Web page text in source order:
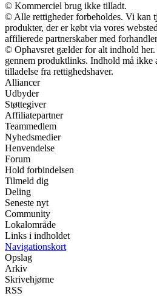
© Kommerciel brug ikke tilladt.
© Alle rettigheder forbeholdes. Vi kan
produkter, der er købt via vores
affilierede partnerskaber med
© Ophavsret gælder for alt indhold her.
gennem produktlinks. Indhold må ikke
tilladelse fra rettighedshaver.
Alliancer
Udbyder
Støttegiver
Affiliatepartner
Teammedlem
Nyhedsmedier
Henvendelse
Forum
Hold forbindelsen
Tilmeld dig
Deling
Seneste nyt
Community
Lokalområde
Links i indholdet
Navigationskort
Opslag
Arkiv
Skrivehjørne
RSS